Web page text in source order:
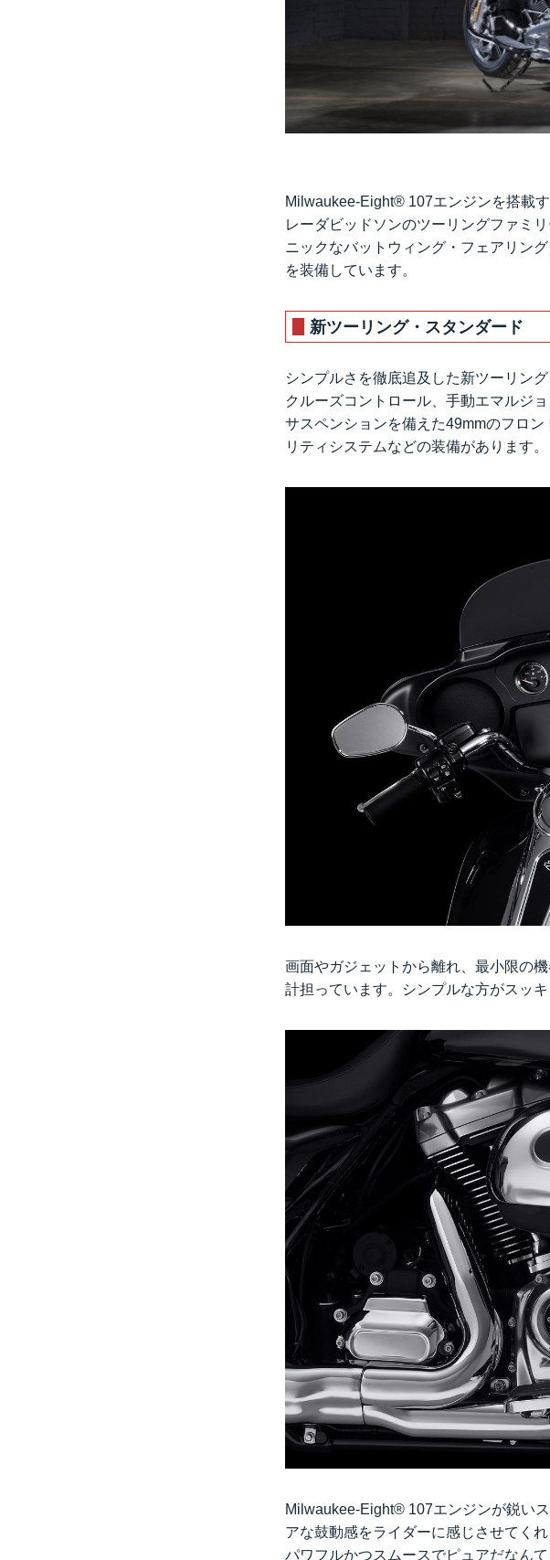
Milwaukee-Eight® 107エンジンを搭載
レーダビッドソンのツーリングファミ
ニックなバットウィング・フェアリン
を装備しています。
新ツーリング・スタンダード
シンプルさを徹底追及した新ツーリン
クルーズコントロール、手動エマルジ
サスペンションを備えた49mmのフロ
リティシステムなどの装備があります。
画面やガジェットから離れ、最小限の
計担っています。シンプルな方がスッキ
Milwaukee-Eight® 107エンジンが鋭い
アな鼓動感をライダーに感じさせてくれ
パワフルかつスムースでピュアだなん